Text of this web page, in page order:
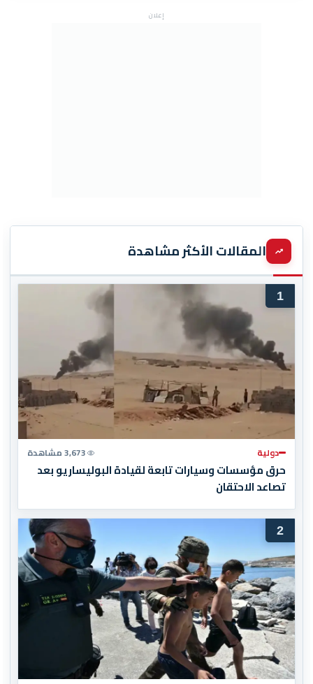
إعلان
المقالات الأكثر مشاهدة
1
دولية 3,673 مشاهدة
حرق مؤسسات وسيارات تابعة لقيادة البوليساريو بعد
تصاعد الاحتقان
2